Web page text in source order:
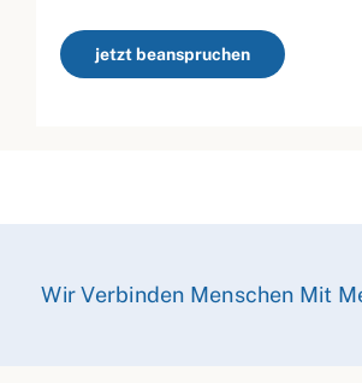
jetzt beanspruchen
Wir Verbinden Menschen Mit